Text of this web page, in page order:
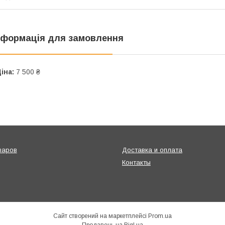
для замовлення
7 500 ₴
Доставка и оплата
Контакты
Сайт створений на маркетплейсі Prom.ua